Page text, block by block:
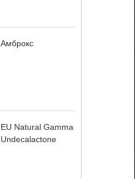
Амброкс
EU Natural Gamma
Undecalactone